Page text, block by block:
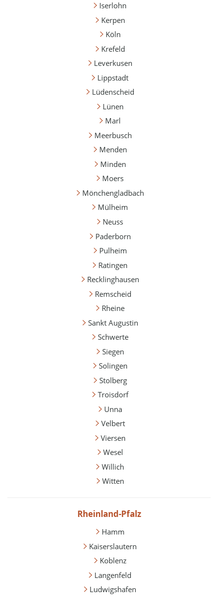
Iserlohn
Kerpen
Köln
Krefeld
Leverkusen
Lippstadt
Lüdenscheid
Lünen
Marl
Meerbusch
Menden
Minden
Moers
Mönchengladbach
Mülheim
Neuss
Paderborn
Pulheim
Ratingen
Recklinghausen
Remscheid
Rheine
Sankt Augustin
Schwerte
Siegen
Solingen
Stolberg
Troisdorf
Unna
Velbert
Viersen
Wesel
Willich
Witten
Rheinland-Pfalz
Hamm
Kaiserslautern
Koblenz
Langenfeld
Ludwigshafen